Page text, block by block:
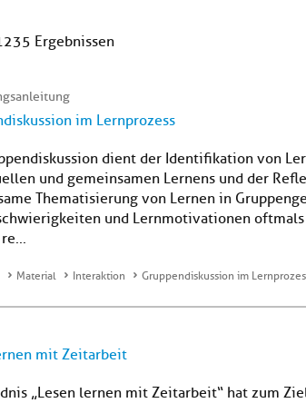
Ergebnissen
im Lernprozess
dient der Identifikation von
und gemeinsamen Lernens und der
Thematisierung von Lernen in
und Lernmotivationen
Material Interaktion Gruppendiskussion im
mit Zeitarbeit
„Lesen lernen mit Zeitarbeit“ hat zum